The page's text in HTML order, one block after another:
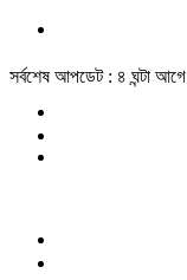
সর্বশেষ আপডেট : ৪ ঘন্টা আগে